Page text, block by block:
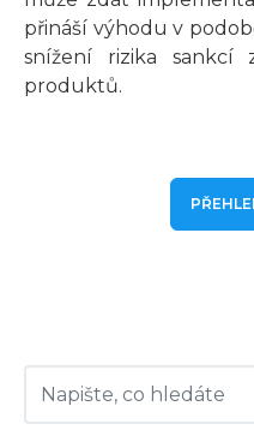
přináší výhodu v
snížení rizika sankcí
produktů.